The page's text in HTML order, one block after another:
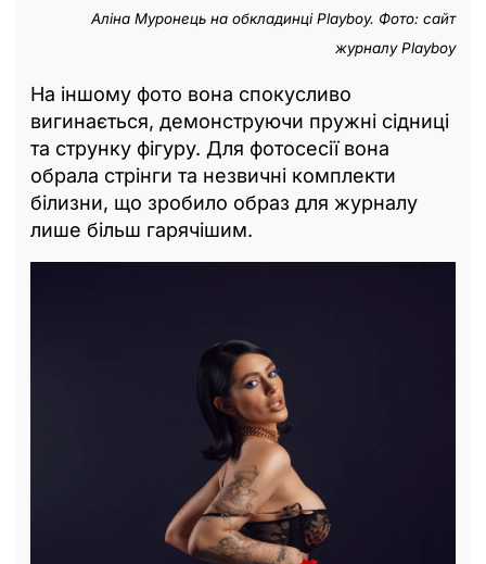
Аліна Муронець на обкладинці Playboy. Фото: сайт
журналу Playboy
На іншому фото вона спокусливо
вигинається, демонструючи пружні сідниці
та струнку фігуру. Для фотосесії вона
обрала стрінги та незвичні комплекти
білизни, що зробило образ для журналу
лише більш гарячішим.